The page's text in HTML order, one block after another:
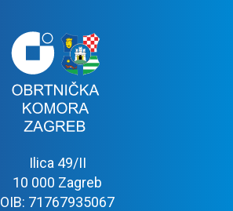
Ilica 49/II
10 000 Zagreb
OIB: 71767935067